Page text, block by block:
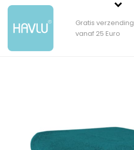
Gratis verzending
vanaf 25 Euro